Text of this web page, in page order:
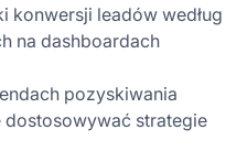
konwersji leadów według
na dashboardach
pozyskiwania
strategie